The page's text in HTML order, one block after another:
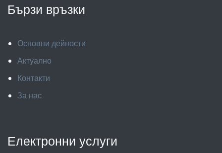
Бързи връзки
Основни дейности
Актуално
Контакти
За нас
Електронни услуги